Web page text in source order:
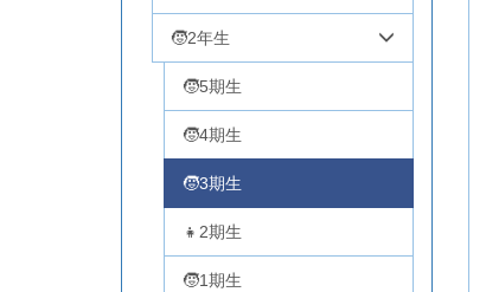
🧒2年生
🧒5期生
🧒4期生
🧒3期生
👧2期生
🧒1期生